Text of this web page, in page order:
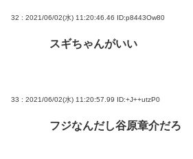
32 : 2021/06/02(水) 11:20:46.46 ID:p8443Ow80
スギちゃんがいい
33 : 2021/06/02(水) 11:20:57.99 ID:+J++utzP0
フジなんだし谷原章介だろ